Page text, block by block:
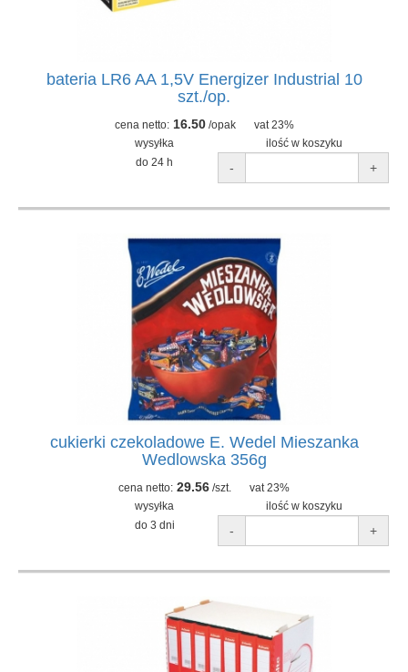
bateria LR6 AA 1,5V Energizer Industrial 10
szt./op.
cena netto: 16.50/opak
vat 23%
wysyłka
ilość w koszyku
do 24 h
- +
cukierki czekoladowe E. Wedel Mieszanka
Wedlowska 356g
cena netto: 29.56 /szt.
vat 23%
wysyłka
ilość w koszyku
do 3 dni
- +